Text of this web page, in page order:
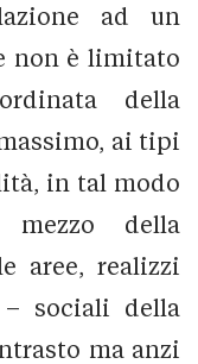
ad un
non è limitato
della
ai tipi
in tal modo
della
aree, realizzi
sociali della
ma anzi